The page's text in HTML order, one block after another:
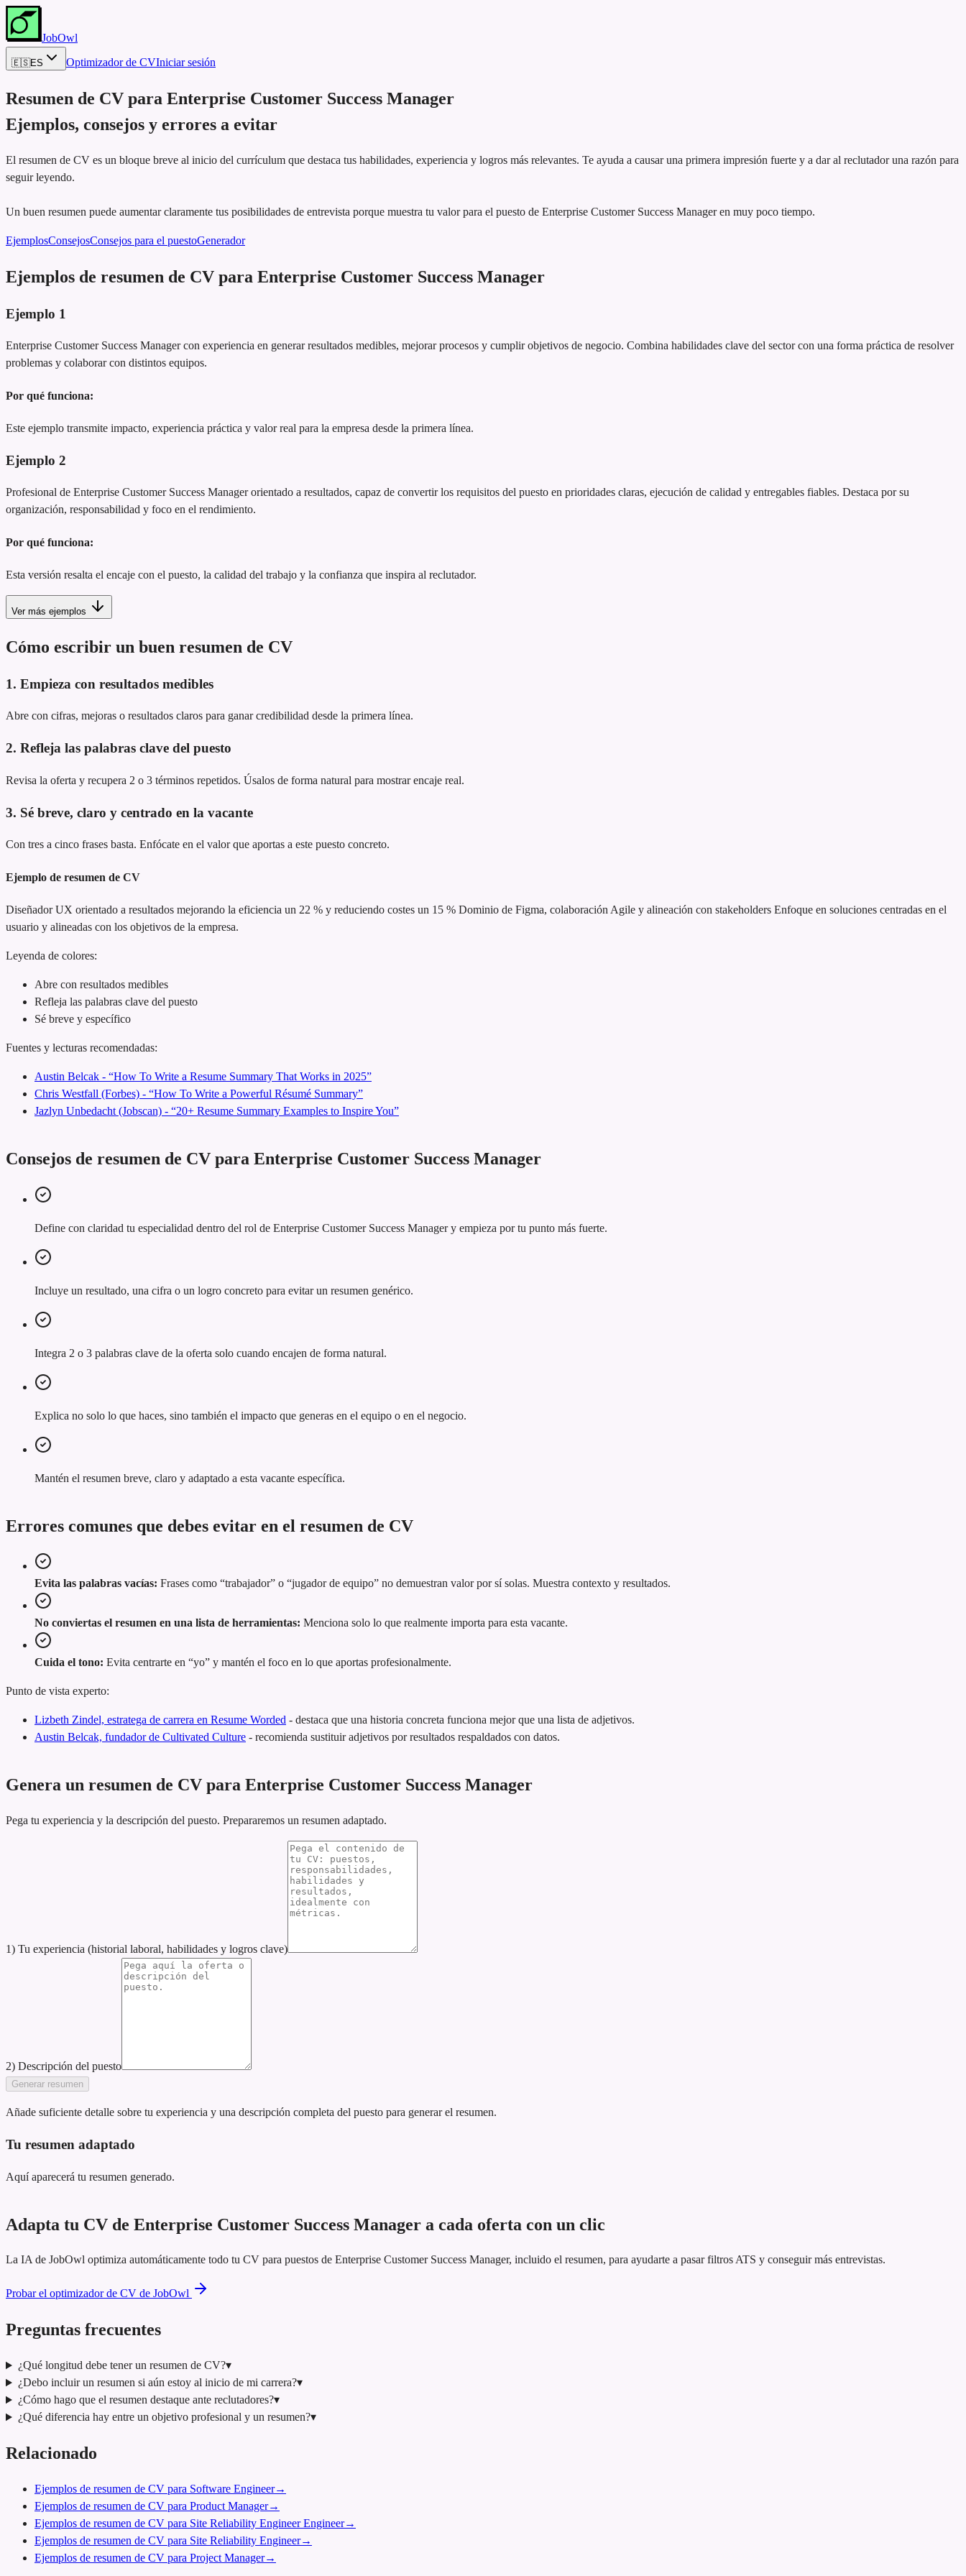
JobOwl
🇪🇸ES Optimizador de CVIniciar sesión
Resumen de CV para Enterprise Customer Success Manager
Ejemplos, consejos y errores a evitar
El resumen de CV es un bloque breve al inicio del currículum que destaca tus habilidades, experiencia y logros más relevantes. Te ayuda a causar una primera impresión fuerte y a dar al reclutador una razón para
seguir leyendo.
Un buen resumen puede aumentar claramente tus posibilidades de entrevista porque muestra tu valor para el puesto de Enterprise Customer Success Manager en muy poco tiempo.
EjemplosConsejosConsejos para el puestoGenerador
Ejemplos de resumen de CV para Enterprise Customer Success Manager
Ejemplo 1
Enterprise Customer Success Manager con experiencia en generar resultados medibles, mejorar procesos y cumplir objetivos de negocio. Combina habilidades clave del sector con una forma práctica de resolver
problemas y colaborar con distintos equipos.
Por qué funciona:
Este ejemplo transmite impacto, experiencia práctica y valor real para la empresa desde la primera línea.
Ejemplo 2
Profesional de Enterprise Customer Success Manager orientado a resultados, capaz de convertir los requisitos del puesto en prioridades claras, ejecución de calidad y entregables fiables. Destaca por su
organización, responsabilidad y foco en el rendimiento.
Por qué funciona:
Esta versión resalta el encaje con el puesto, la calidad del trabajo y la confianza que inspira al reclutador.
Ver más ejemplos
Cómo escribir un buen resumen de CV
1. Empieza con resultados medibles
Abre con cifras, mejoras o resultados claros para ganar credibilidad desde la primera línea.
2. Refleja las palabras clave del puesto
Revisa la oferta y recupera 2 o 3 términos repetidos. Úsalos de forma natural para mostrar encaje real.
3. Sé breve, claro y centrado en la vacante
Con tres a cinco frases basta. Enfócate en el valor que aportas a este puesto concreto.
Ejemplo de resumen de CV
Diseñador UX orientado a resultados mejorando la eficiencia un 22 % y reduciendo costes un 15 % Dominio de Figma, colaboración Agile y alineación con stakeholders Enfoque en soluciones centradas en el
usuario y alineadas con los objetivos de la empresa.
Leyenda de colores:
Abre con resultados medibles
Refleja las palabras clave del puesto
Sé breve y específico
Fuentes y lecturas recomendadas:
Austin Belcak - “How To Write a Resume Summary That Works in 2025”
Chris Westfall (Forbes) - “How To Write a Powerful Résumé Summary”
Jazlyn Unbedacht (Jobscan) - “20+ Resume Summary Examples to Inspire You”
Consejos de resumen de CV para Enterprise Customer Success Manager
Define con claridad tu especialidad dentro del rol de Enterprise Customer Success Manager y empieza por tu punto más fuerte.
Incluye un resultado, una cifra o un logro concreto para evitar un resumen genérico.
Integra 2 o 3 palabras clave de la oferta solo cuando encajen de forma natural.
Explica no solo lo que haces, sino también el impacto que generas en el equipo o en el negocio.
Mantén el resumen breve, claro y adaptado a esta vacante específica.
Errores comunes que debes evitar en el resumen de CV
Evita las palabras vacías: Frases como “trabajador” o “jugador de equipo” no demuestran valor por sí solas. Muestra contexto y resultados.
No conviertas el resumen en una lista de herramientas: Menciona solo lo que realmente importa para esta vacante.
Cuida el tono: Evita centrarte en “yo” y mantén el foco en lo que aportas profesionalmente.
Punto de vista experto:
Lizbeth Zindel, estratega de carrera en Resume Worded - destaca que una historia concreta funciona mejor que una lista de adjetivos.
Austin Belcak, fundador de Cultivated Culture - recomienda sustituir adjetivos por resultados respaldados con datos.
Genera un resumen de CV para Enterprise Customer Success Manager
Pega tu experiencia y la descripción del puesto. Prepararemos un resumen adaptado.
1) Tu experiencia (historial laboral, habilidades y logros clave)
2) Descripción del puesto
Generar resumen
Añade suficiente detalle sobre tu experiencia y una descripción completa del puesto para generar el resumen.
Tu resumen adaptado
Aquí aparecerá tu resumen generado.
Adapta tu CV de Enterprise Customer Success Manager a cada oferta con un clic
La IA de JobOwl optimiza automáticamente todo tu CV para puestos de Enterprise Customer Success Manager, incluido el resumen, para ayudarte a pasar filtros ATS y conseguir más entrevistas.
Probar el optimizador de CV de JobOwl
Preguntas frecuentes
¿Qué longitud debe tener un resumen de CV?▾
¿Debo incluir un resumen si aún estoy al inicio de mi carrera?▾
¿Cómo hago que el resumen destaque ante reclutadores?▾
¿Qué diferencia hay entre un objetivo profesional y un resumen?▾
Relacionado
Ejemplos de resumen de CV para Software Engineer→
Ejemplos de resumen de CV para Product Manager→
Ejemplos de resumen de CV para Site Reliability Engineer Engineer→
Ejemplos de resumen de CV para Site Reliability Engineer→
Ejemplos de resumen de CV para Project Manager→